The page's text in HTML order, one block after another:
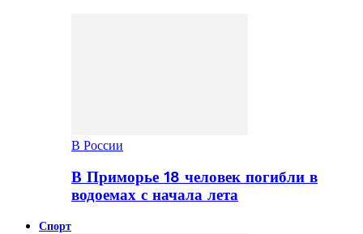
В России
В Приморье 18 человек погибли в
водоемах с начала лета
Спорт